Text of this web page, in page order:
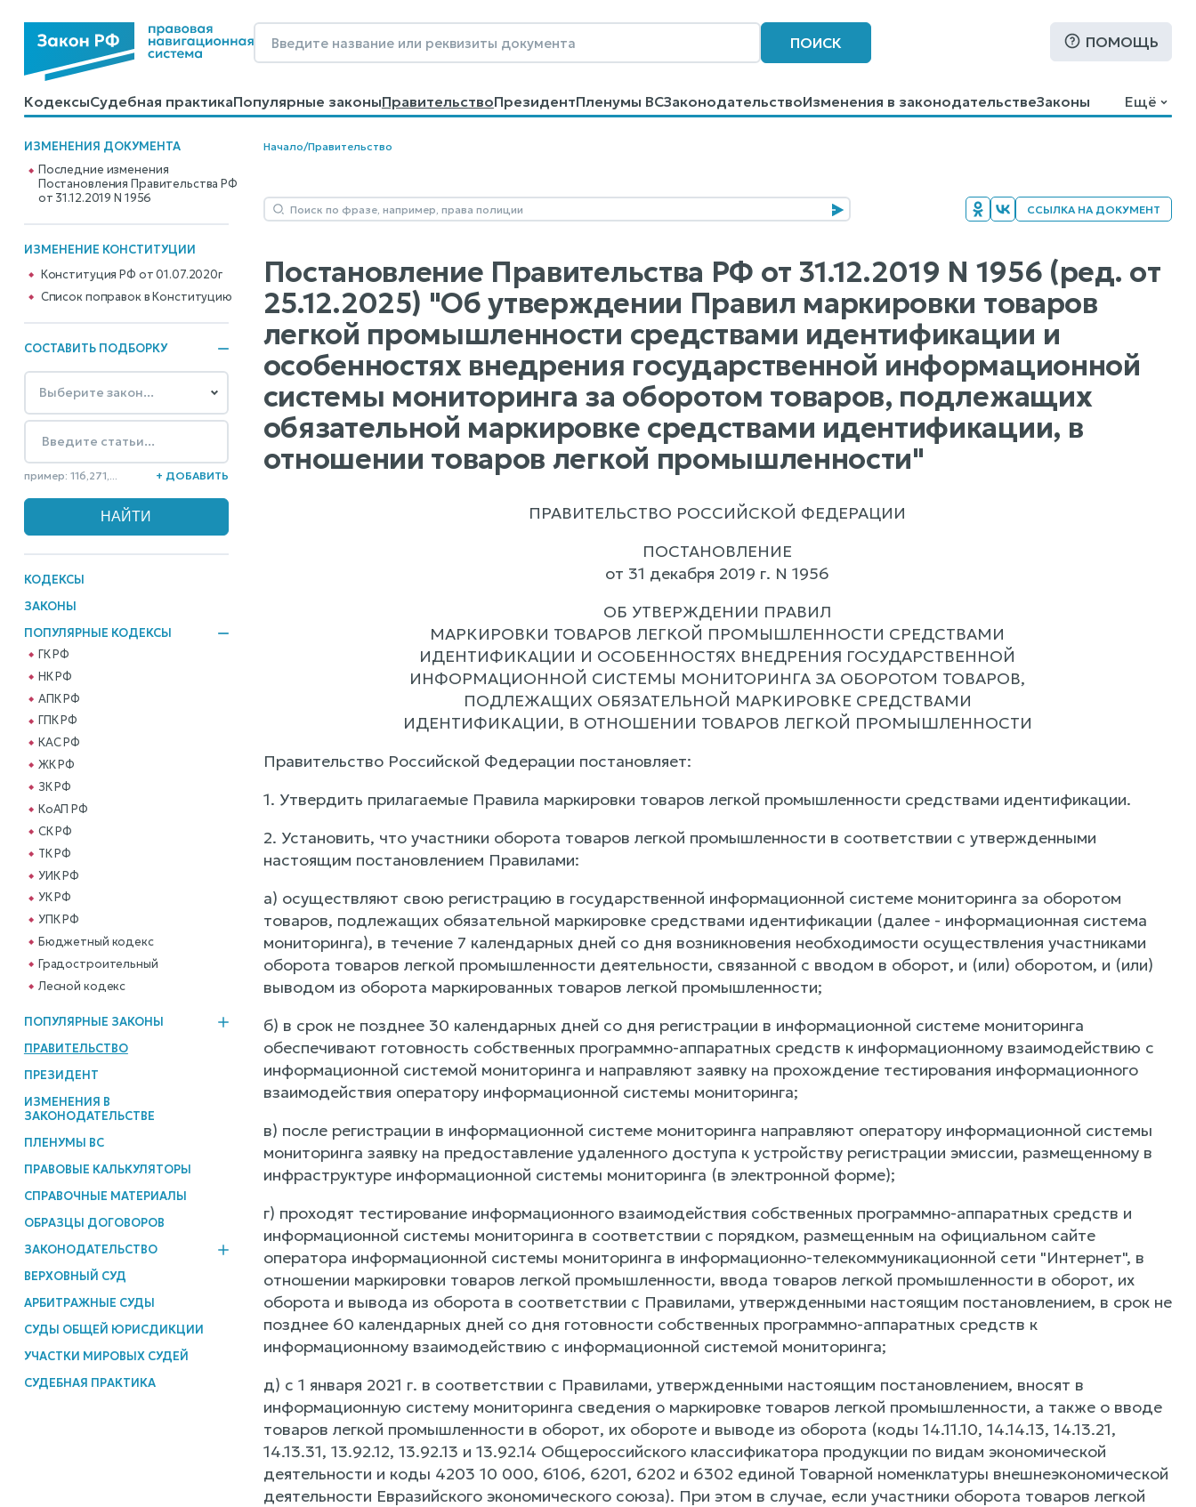
ПОИСК ПОМОЩЬ
КодексыСудебная практикаПопулярные законыПравительствоПрезидентПленумы ВСЗаконодательствоИзменения в законодательствеЗаконы
КалькуляторыСправочные материалыОбразцы договоровКонтактыПомощьПоиск
Ещё
ИЗМЕНЕНИЯ ДОКУМЕНТА
Последние изменения
Постановления Правительства РФ
от 31.12.2019 N 1956
ИЗМЕНЕНИЕ КОНСТИТУЦИИ
Конституция РФ от 01.07.2020г
Cписок поправок в Конституцию
СОСТАВИТЬ ПОДБОРКУ
пример: 116,271,... + ДОБАВИТЬ
КОДЕКСЫ
ЗАКОНЫ
ПОПУЛЯРНЫЕ КОДЕКСЫ
ГК РФ
НК РФ
АПК РФ
ГПК РФ
КАС РФ
ЖК РФ
ЗК РФ
КоАП РФ
СК РФ
ТК РФ
УИК РФ
УК РФ
УПК РФ
Бюджетный кодекс
Градостроительный
Лесной кодекс
ПОПУЛЯРНЫЕ ЗАКОНЫ
ПРАВИТЕЛЬСТВО
ПРЕЗИДЕНТ
ИЗМЕНЕНИЯ В
ЗАКОНОДАТЕЛЬСТВЕ
ПЛЕНУМЫ ВС
ПРАВОВЫЕ КАЛЬКУЛЯТОРЫ
СПРАВОЧНЫЕ МАТЕРИАЛЫ
ОБРАЗЦЫ ДОГОВОРОВ
ЗАКОНОДАТЕЛЬСТВО
ВЕРХОВНЫЙ СУД
АРБИТРАЖНЫЕ СУДЫ
СУДЫ ОБЩЕЙ ЮРИСДИКЦИИ
УЧАСТКИ МИРОВЫХ СУДЕЙ
СУДЕБНАЯ ПРАКТИКА
Начало/Правительство
ССЫЛКА НА ДОКУМЕНТ
Постановление Правительства РФ от 31.12.2019 N 1956 (ред. от
25.12.2025) "Об утверждении Правил маркировки товаров
легкой промышленности средствами идентификации и
особенностях внедрения государственной информационной
системы мониторинга за оборотом товаров, подлежащих
обязательной маркировке средствами идентификации, в
отношении товаров легкой промышленности"
ПРАВИТЕЛЬСТВО РОССИЙСКОЙ ФЕДЕРАЦИИ
ПОСТАНОВЛЕНИЕ
от 31 декабря 2019 г. N 1956
ОБ УТВЕРЖДЕНИИ ПРАВИЛ
МАРКИРОВКИ ТОВАРОВ ЛЕГКОЙ ПРОМЫШЛЕННОСТИ СРЕДСТВАМИ
ИДЕНТИФИКАЦИИ И ОСОБЕННОСТЯХ ВНЕДРЕНИЯ ГОСУДАРСТВЕННОЙ
ИНФОРМАЦИОННОЙ СИСТЕМЫ МОНИТОРИНГА ЗА ОБОРОТОМ ТОВАРОВ,
ПОДЛЕЖАЩИХ ОБЯЗАТЕЛЬНОЙ МАРКИРОВКЕ СРЕДСТВАМИ
ИДЕНТИФИКАЦИИ, В ОТНОШЕНИИ ТОВАРОВ ЛЕГКОЙ ПРОМЫШЛЕННОСТИ
Правительство Российской Федерации постановляет:
1. Утвердить прилагаемые Правила маркировки товаров легкой промышленности средствами идентификации.
2. Установить, что участники оборота товаров легкой промышленности в соответствии с утвержденными
настоящим постановлением Правилами:
а) осуществляют свою регистрацию в государственной информационной системе мониторинга за оборотом
товаров, подлежащих обязательной маркировке средствами идентификации (далее - информационная система
мониторинга), в течение 7 календарных дней со дня возникновения необходимости осуществления участниками
оборота товаров легкой промышленности деятельности, связанной с вводом в оборот, и (или) оборотом, и (или)
выводом из оборота маркированных товаров легкой промышленности;
б) в срок не позднее 30 календарных дней со дня регистрации в информационной системе мониторинга
обеспечивают готовность собственных программно-аппаратных средств к информационному взаимодействию с
информационной системой мониторинга и направляют заявку на прохождение тестирования информационного
взаимодействия оператору информационной системы мониторинга;
в) после регистрации в информационной системе мониторинга направляют оператору информационной системы
мониторинга заявку на предоставление удаленного доступа к устройству регистрации эмиссии, размещенному в
инфраструктуре информационной системы мониторинга (в электронной форме);
г) проходят тестирование информационного взаимодействия собственных программно-аппаратных средств и
информационной системы мониторинга в соответствии с порядком, размещенным на официальном сайте
оператора информационной системы мониторинга в информационно-телекоммуникационной сети "Интернет", в
отношении маркировки товаров легкой промышленности, ввода товаров легкой промышленности в оборот, их
оборота и вывода из оборота в соответствии с Правилами, утвержденными настоящим постановлением, в срок не
позднее 60 календарных дней со дня готовности собственных программно-аппаратных средств к
информационному взаимодействию с информационной системой мониторинга;
д) с 1 января 2021 г. в соответствии с Правилами, утвержденными настоящим постановлением, вносят в
информационную систему мониторинга сведения о маркировке товаров легкой промышленности, а также о вводе
товаров легкой промышленности в оборот, их обороте и выводе из оборота (коды 14.11.10, 14.14.13, 14.13.21,
14.13.31, 13.92.12, 13.92.13 и 13.92.14 Общероссийского классификатора продукции по видам экономической
деятельности и коды 4203 10 000, 6106, 6201, 6202 и 6302 единой Товарной номенклатуры внешнеэкономической
деятельности Евразийского экономического союза). При этом в случае, если участники оборота товаров легкой